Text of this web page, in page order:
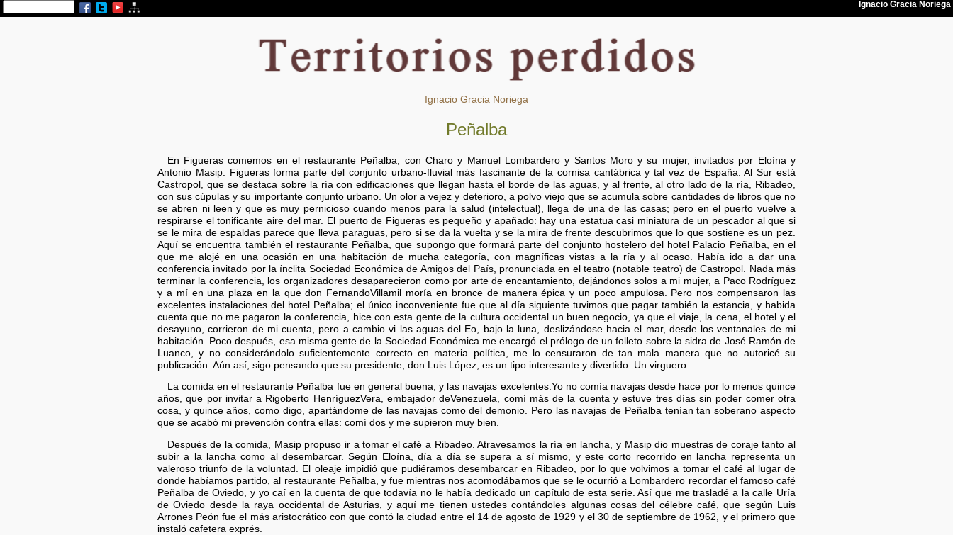
Ignacio Gracia Noriega
Peñalba
En Figueras comemos en el restaurante Peñalba, con Charo y Manuel Lombardero y Santos Moro y su mujer, invitados por Eloína y
Antonio Masip. Figueras forma parte del conjunto urbano-fluvial más fascinante de la cornisa cantábrica y tal vez de España. Al Sur está
Castropol, que se destaca sobre la ría con edificaciones que llegan hasta el borde de las aguas, y al frente, al otro lado de la ría, Ribadeo,
con sus cúpulas y su importante conjunto urbano. Un olor a vejez y deterioro, a polvo viejo que se acumula sobre cantidades de libros que no
se abren ni leen y que es muy pernicioso cuando menos para la salud (intelectual), llega de una de las casas; pero en el puerto vuelve a
respirarse el tonificante aire del mar. El puerto de Figueras es pequeño y apañado: hay una estatua casi miniatura de un pescador al que si
se le mira de espaldas parece que lleva paraguas, pero si se da la vuelta y se la mira de frente descubrimos que lo que sostiene es un pez.
Aquí se encuentra también el restaurante Peñalba, que supongo que formará parte del conjunto hostelero del hotel Palacio Peñalba, en el
que me alojé en una ocasión en una habitación de mucha categoría, con magníficas vistas a la ría y al ocaso. Había ido a dar una
conferencia invitado por la ínclita Sociedad Económica de Amigos del País, pronunciada en el teatro (notable teatro) de Castropol. Nada más
terminar la conferencia, los organizadores desaparecieron como por arte de encantamiento, dejándonos solos a mi mujer, a Paco Rodríguez
y a mí en una plaza en la que don FernandoVillamil moría en bronce de manera épica y un poco ampulosa. Pero nos compensaron las
excelentes instalaciones del hotel Peñalba; el único inconveniente fue que al día siguiente tuvimos que pagar también la estancia, y habida
cuenta que no me pagaron la conferencia, hice con esta gente de la cultura occidental un buen negocio, ya que el viaje, la cena, el hotel y el
desayuno, corrieron de mi cuenta, pero a cambio vi las aguas del Eo, bajo la luna, deslizándose hacia el mar, desde los ventanales de mi
habitación. Poco después, esa misma gente de la Sociedad Económica me encargó el prólogo de un folleto sobre la sidra de José Ramón de
Luanco, y no considerándolo suficientemente correcto en materia política, me lo censuraron de tan mala manera que no autoricé su
publicación. Aún así, sigo pensando que su presidente, don Luis López, es un tipo interesante y divertido. Un virguero.
La comida en el restaurante Peñalba fue en general buena, y las navajas excelentes.Yo no comía navajas desde hace por lo menos quince
años, que por invitar a Rigoberto HenríguezVera, embajador deVenezuela, comí más de la cuenta y estuve tres días sin poder comer otra
cosa, y quince años, como digo, apartándome de las navajas como del demonio. Pero las navajas de Peñalba tenían tan soberano aspecto
que se acabó mi prevención contra ellas: comí dos y me supieron muy bien.
Después de la comida, Masip propuso ir a tomar el café a Ribadeo. Atravesamos la ría en lancha, y Masip dio muestras de coraje tanto al
subir a la lancha como al desembarcar. Según Eloína, día a día se supera a sí mismo, y este corto recorrido en lancha representa un
valeroso triunfo de la voluntad. El oleaje impidió que pudiéramos desembarcar en Ribadeo, por lo que volvimos a tomar el café al lugar de
donde habíamos partido, al restaurante Peñalba, y fue mientras nos acomodábamos que se le ocurrió a Lombardero recordar el famoso café
Peñalba de Oviedo, y yo caí en la cuenta de que todavía no le había dedicado un capítulo de esta serie. Así que me trasladé a la calle Uría
de Oviedo desde la raya occidental de Asturias, y aquí me tienen ustedes contándoles algunas cosas del célebre café, que según Luis
Arrones Peón fue el más aristocrático con que contó la ciudad entre el 14 de agosto de 1929 y el 30 de septiembre de 1962, y el primero que
instaló cafetera exprés.